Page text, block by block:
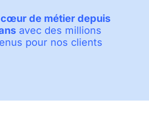
cœur de métier depuis
avec des millions
pour nos clients